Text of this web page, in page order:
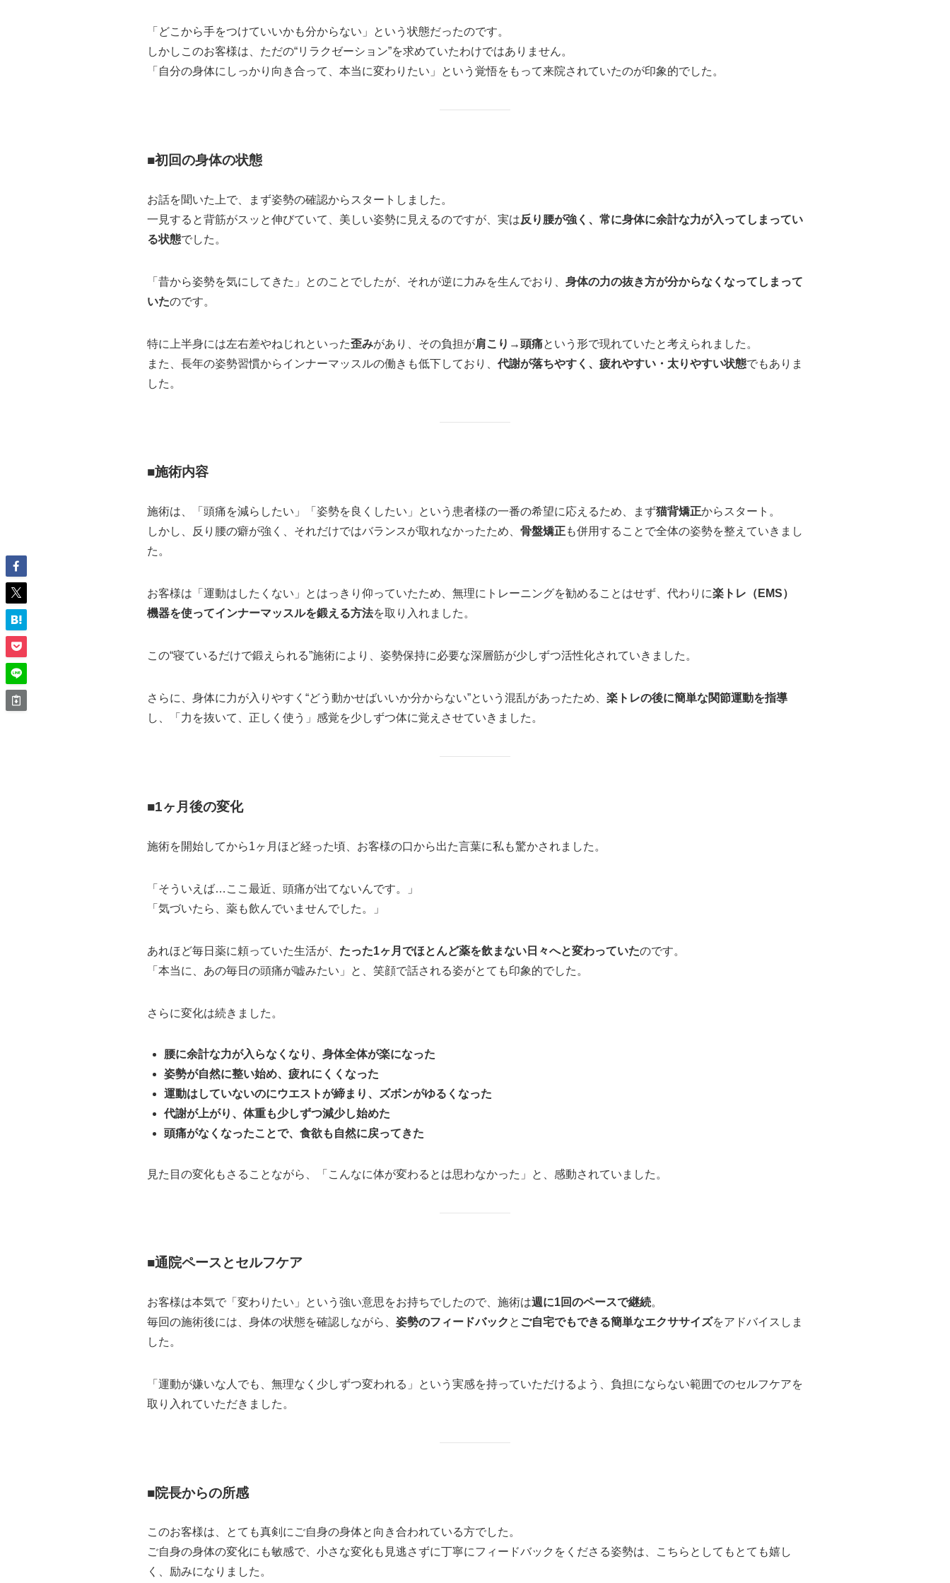
「どこから手をつけていいかも分からない」という状態だったのです。
しかしこのお客様は、ただの“リラクゼーション”を求めていたわけではありません。
「自分の身体にしっかり向き合って、本当に変わりたい」という覚悟をもって来院されていたのが印象的でした。
■初回の身体の状態
お話を聞いた上で、まず姿勢の確認からスタートしました。
一見すると背筋がスッと伸びていて、美しい姿勢に見えるのですが、実は反り腰が強く、常に身体に余計な力が入ってしまってい
る状態でした。
「昔から姿勢を気にしてきた」とのことでしたが、それが逆に力みを生んでおり、 身体の力の抜き方が分からなくなってしまって
いたのです。
特に上半身には左右差やねじれといった歪みがあり、その負担が肩こり→頭痛という形で現れていたと考えられました。
また、長年の姿勢習慣からインナーマッスルの働きも低下しており、 代謝が落ちやすく、疲れやすい・太りやすい状態でもありま
した。
■施術内容
施術は、「頭痛を減らしたい」「姿勢を良くしたい」という患者様の一番の希望に応えるため、まず猫背矯正からスタート。
しかし、反り腰の癖が強く、それだけではバランスが取れなかったため、 骨盤矯正も併用することで全体の姿勢を整えていきまし
た。
お客様は「運動はしたくない」とはっきり仰っていたため、無理にトレーニングを勧めることはせず、代わりに楽トレ（EMS）
機器を使ってインナーマッスルを鍛える方法を取り入れました。
この“寝ているだけで鍛えられる”施術により、姿勢保持に必要な深層筋が少しずつ活性化されていきました。
さらに、身体に力が入りやすく“どう動かせばいいか分からない”という混乱があったため、 楽トレの後に簡単な関節運動を指導
し、「力を抜いて、正しく使う」感覚を少しずつ体に覚えさせていきました。
■1ヶ月後の変化
施術を開始してから1ヶ月ほど経った頃、お客様の口から出た言葉に私も驚かされました。
「そういえば…ここ最近、頭痛が出てないんです。」
「気づいたら、薬も飲んでいませんでした。」
あれほど毎日薬に頼っていた生活が、 たった1ヶ月でほとんど薬を飲まない日々へと変わっていたのです。
「本当に、あの毎日の頭痛が嘘みたい」と、笑顔で話される姿がとても印象的でした。
さらに変化は続きました。
腰に余計な力が入らなくなり、身体全体が楽になった
姿勢が自然に整い始め、疲れにくくなった
運動はしていないのにウエストが締まり、ズボンがゆるくなった
代謝が上がり、体重も少しずつ減少し始めた
頭痛がなくなったことで、食欲も自然に戻ってきた
見た目の変化もさることながら、「こんなに体が変わるとは思わなかった」と、感動されていました。
■通院ペースとセルフケア
お客様は本気で「変わりたい」という強い意思をお持ちでしたので、施術は週に1回のペースで継続。
毎回の施術後には、身体の状態を確認しながら、 姿勢のフィードバック と ご自宅でもできる簡単なエクササイズをアドバイスしま
した。
「運動が嫌いな人でも、無理なく少しずつ変われる」という実感を持っていただけるよう、負担にならない範囲でのセルフケアを
取り入れていただきました。
■院長からの所感
このお客様は、とても真剣にご自身の身体と向き合われている方でした。
ご自身の身体の変化にも敏感で、小さな変化も見逃さずに丁寧にフィードバックをくださる姿勢は、こちらとしてもとても嬉し
く、励みになりました。